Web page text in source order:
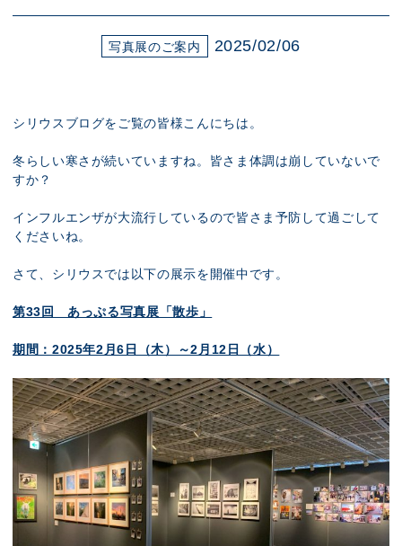
写真展のご案内 2025/02/06
シリウスブログをご覧の皆様こんにちは。
冬らしい寒さが続いていますね。皆さま体調は崩していないで
すか？
インフルエンザが大流行しているので皆さま予防して過ごして
くださいね。
さて、シリウスでは以下の展示を開催中です。
第33回 あっぷる写真展「散歩」
期間：2025年2月6日（木）～2月12日（水）